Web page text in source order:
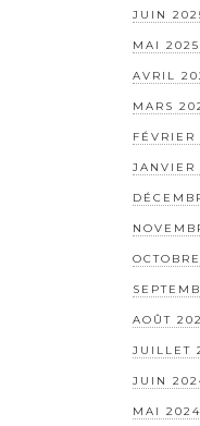
JUIN
MAI 2025
AVRIL
MARS
FÉVRIER
JANVIER
AOÛT
JUILLET
JUIN
MAI 2024